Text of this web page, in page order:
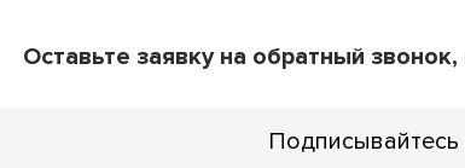
Оставьте заявку на обратный